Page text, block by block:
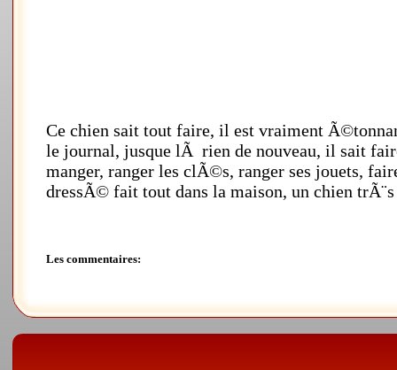
Ce chien sait tout faire, il est vraiment
le journal, jusque lÃ rien de nouveau, il sait
manger, ranger les clÃ©s, ranger ses jouets,
dressÃ© fait tout dans la maison, un chien
Les commentaires: